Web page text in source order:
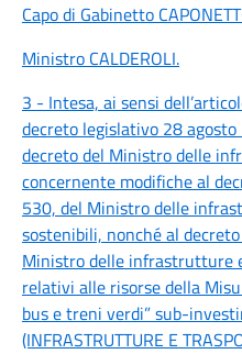
Capo di Gabinetto
Ministro CALDEROLI.
3 - Intesa, ai sensi
decreto legislativo 28
decreto del Ministro delle
concernente modifiche al
530, del Ministro delle
sostenibili, nonché al
Ministro delle infrastrutture
relativi alle risorse della
bus e treni verdi” sub-
(INFRASTRUTTURE E